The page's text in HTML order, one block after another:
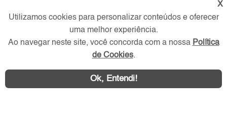
Redes Sociais
X
Utilizamos cookies para personalizar conteúdos e oferecer
uma melhor experiência.
Ao navegar neste site, você concorda com a nossa Política
de Cookies.
Ok, Entendi!